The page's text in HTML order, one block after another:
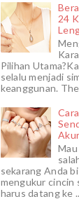
24
Pilihan
selalu menjadi
keanggunan.
sekarang Anda
mengukur cincin
harus datang ke